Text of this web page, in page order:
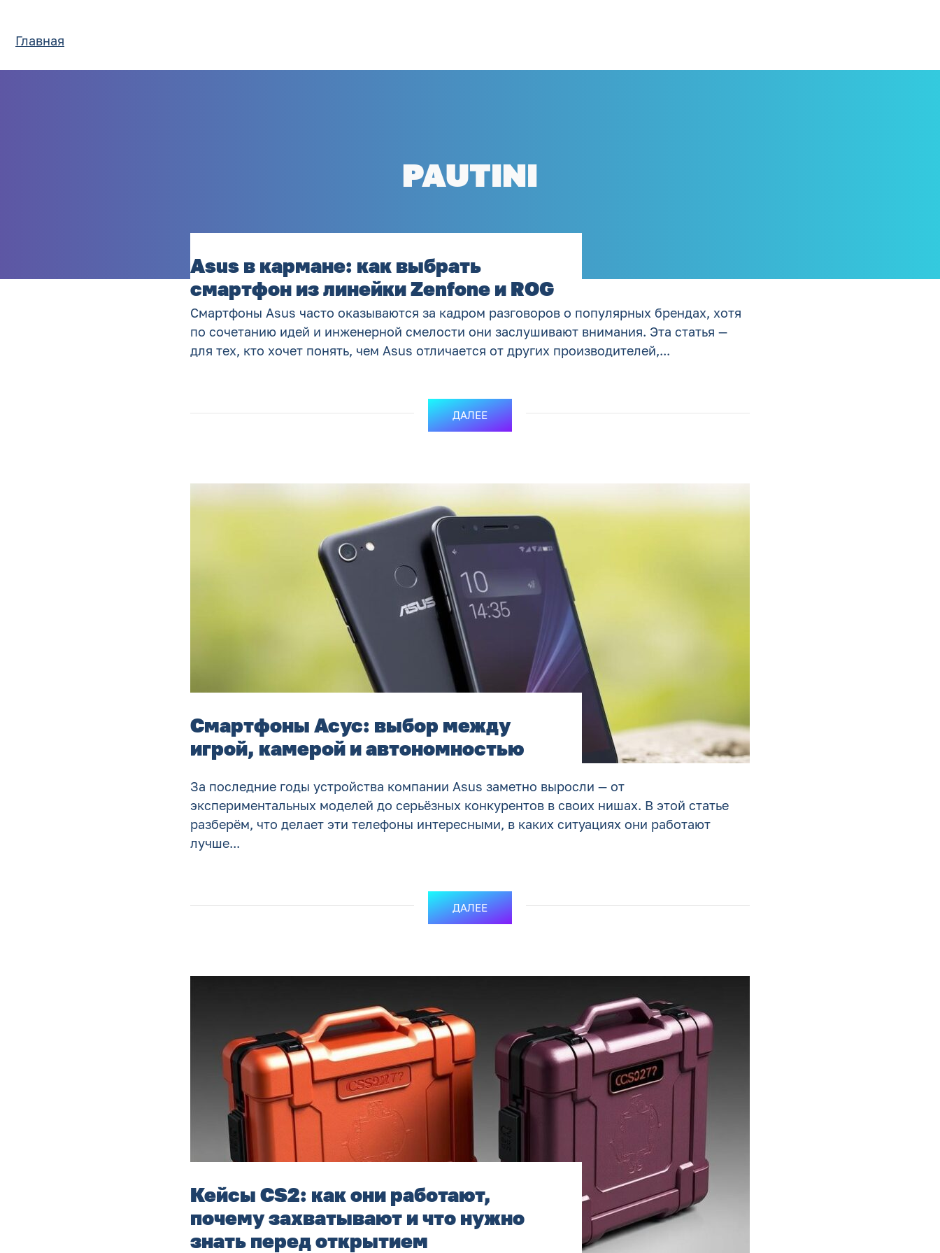
Главная
PAUTINI
Asus в кармане: как выбрать
смартфон из линейки Zenfone и ROG
Смартфоны Asus часто оказываются за кадром разговоров о популярных брендах, хотя
по сочетанию идей и инженерной смелости они заслушивают внимания. Эта статья —
для тех, кто хочет понять, чем Asus отличается от других производителей,...
ДАЛЕЕ
Смартфоны Асус: выбор между
игрой, камерой и автономностью
За последние годы устройства компании Asus заметно выросли — от
экспериментальных моделей до серьёзных конкурентов в своих нишах. В этой статье
разберём, что делает эти телефоны интересными, в каких ситуациях они работают
лучше...
ДАЛЕЕ
Кейсы CS2: как они работают,
почему захватывают и что нужно
знать перед открытием